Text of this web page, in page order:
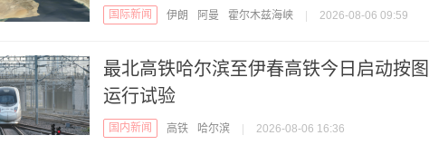
国际新闻 伊朗 阿曼 霍尔木兹海峡 2026-08-06 09:59
最北高铁哈尔滨至伊春高铁今日启动按图
运行试验
国内新闻 高铁 哈尔滨 2026-08-06 16:36